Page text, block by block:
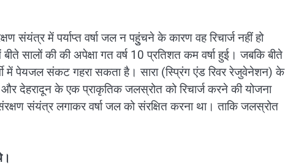
में पर्याप्त वर्षा जल न पहुुंचने के कारण वह रिचार्ज नहीं हो
सालों की की अपेक्षा गत वर्ष 10 प्रतिशत कम वर्षा हुई। जबकि बीते
में पेयजल संकट गहरा सकता है। सारा (स्प्रिंग एंड रिवर रेजुवेनेशन) के
के एक प्राकृतिक जलस्रोत को रिचार्ज करने की योजना
संयंत्र लगाकर वर्षा जल को संरक्षित करना था। ताकि जलस्रोत